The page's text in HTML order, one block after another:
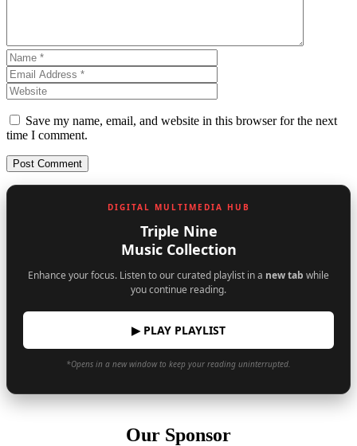
Save my name, email, and website in this browser for the next
time I comment.
DIGITAL MULTIMEDIA HUB
Triple Nine
Music Collection
Enhance your focus. Listen to our curated playlist in a new tab while
you continue reading.
▶ PLAY PLAYLIST
*Opens in a new window to keep your reading uninterrupted.
Our Sponsor